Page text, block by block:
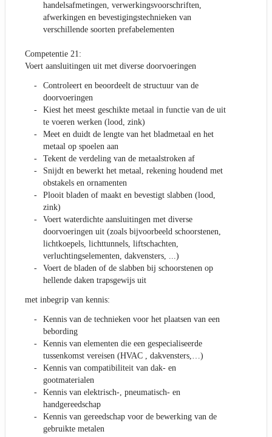
handelsafmetingen, verwerkingsvoorschriften,
afwerkingen en bevestigingstechnieken van
verschillende soorten prefabelementen
Competentie 21:
Voert aansluitingen uit met diverse doorvoeringen
Controleert en beoordeelt de structuur van de
doorvoeringen
Kiest het meest geschikte metaal in functie van de uit
te voeren werken (lood, zink)
Meet en duidt de lengte van het bladmetaal en het
metaal op spoelen aan
Tekent de verdeling van de metaalstroken af
Snijdt en bewerkt het metaal, rekening houdend met
obstakels en ornamenten
Plooit bladen of maakt en bevestigt slabben (lood,
zink)
Voert waterdichte aansluitingen met diverse
doorvoeringen uit (zoals bijvoorbeeld schoorstenen,
lichtkoepels, lichttunnels, liftschachten,
verluchtingselementen, dakvensters, ...)
Voert de bladen of de slabben bij schoorstenen op
hellende daken trapsgewijs uit
met inbegrip van kennis:
Kennis van de technieken voor het plaatsen van een
bebording
Kennis van elementen die een gespecialiseerde
tussenkomst vereisen (HVAC , dakvensters,…)
Kennis van compatibiliteit van dak- en
gootmaterialen
Kennis van elektrisch-, pneumatisch- en
handgereedschap
Kennis van gereedschap voor de bewerking van de
gebruikte metalen